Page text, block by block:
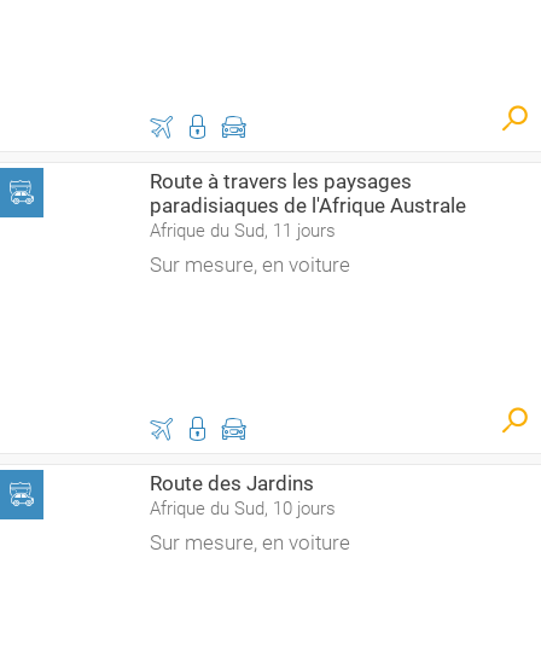
Route à travers les paysages
paradisiaques de l'Afrique Australe
Afrique du Sud, 11 jours
Sur mesure, en voiture
Route des Jardins
Afrique du Sud, 10 jours
Sur mesure, en voiture